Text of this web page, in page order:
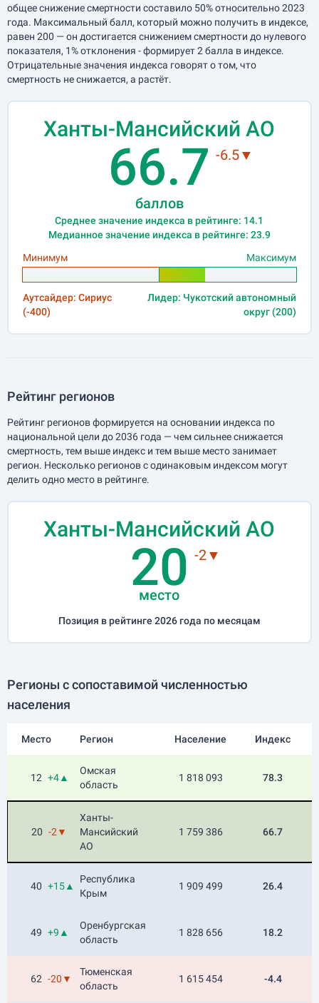
общее снижение смертности составило 50% относительно 2023
года. Максимальный балл, который можно получить в индексе,
равен 200 — он достигается снижением смертности до нулевого
показателя, 1% отклонения - формирует 2 балла в индексе.
Отрицательные значения индекса говорят о том, что
смертность не снижается, а растёт.
Ханты-Мансийский АО
66.7
баллов
-6.5▼
Среднее значение индекса в рейтинге: 14.1
Медианное значение индекса в рейтинге: 23.9
Минимум
Максимум
Аутсайдер: Сириус
(-400)
Лидер: Чукотский автономный
округ (200)
Рейтинг регионов
Рейтинг регионов формируется на основании индекса по
национальной цели до 2036 года — чем сильнее снижается
смертность, тем выше индекс и тем выше место занимает
регион. Несколько регионов с одинаковым индексом могут
делить одно место в рейтинге.
Ханты-Мансийский АО
20
место
-2▼
Позиция в рейтинге 2026 года по месяцам
Регионы с сопоставимой численностью
населения
Место Регион Население Индекс
12 +4▲
Омская
область
1 818 093 78.3
20 -2▼
Ханты-
Мансийский
АО
1 759 386 66.7
40 +15▲
Республика
Крым
1 909 499 26.4
49 +9▲
Оренбургская
область
1 828 656 18.2
62 -20▼
Тюменская
область
1 615 454 -4.4